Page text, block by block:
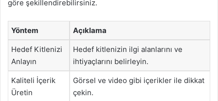
göre şekillendirebilirsiniz.
Yöntem Açıklama
Hedef Kitlenizi
Anlayın
Hedef kitlenizin ilgi alanlarını ve
ihtiyaçlarını belirleyin.
Kaliteli İçerik
Üretin
Görsel ve video gibi içerikler ile dikkat
çekin.